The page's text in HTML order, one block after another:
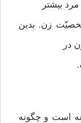
بيشتر
زن. بدين
در
است و چگونه